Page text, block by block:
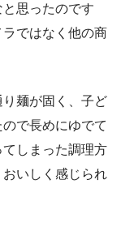
思ったのです
ではなく他の商
り麺が固く、子ど
で長めにゆでて
しまった調理方
いしく感じられ